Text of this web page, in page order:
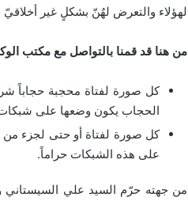
لهؤلاء والتعرض لهُنّ بشكلٍ غير أخلاقيّ
من هنا قد قمنا بالتواصل مع مكتب
كل صورة لفتاة محجبة حجاباً
الحجاب يكون وضعها على شبكات
كل صورة لفتاة أو حتى لجزء من
على هذه الشبكات حراماً.
من جهته حرّم السيد علي السيستاني